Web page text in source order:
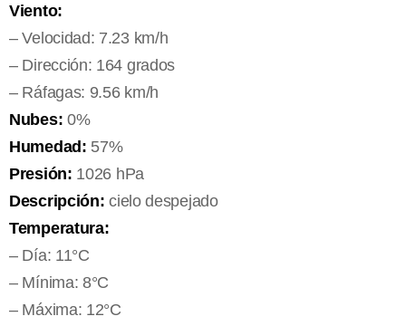
Viento:
– Velocidad: 7.23 km/h
– Dirección: 164 grados
– Ráfagas: 9.56 km/h
Nubes: 0%
Humedad: 57%
Presión: 1026 hPa
Descripción: cielo despejado
Temperatura:
– Día: 11°C
– Mínima: 8°C
– Máxima: 12°C